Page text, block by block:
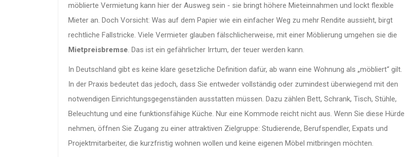
möblierte Vermietung kann hier der Ausweg sein - sie bringt höhere Mieteinnahmen und lockt flexible
Mieter an. Doch Vorsicht: Was auf dem Papier wie ein einfacher Weg zu mehr Rendite aussieht, birgt
rechtliche Fallstricke. Viele Vermieter glauben fälschlicherweise, mit einer Möblierung umgehen sie die
Mietpreisbremse. Das ist ein gefährlicher Irrtum, der teuer werden kann.
In Deutschland gibt es keine klare gesetzliche Definition dafür, ab wann eine Wohnung als „möbliert“ gilt.
In der Praxis bedeutet das jedoch, dass Sie entweder vollständig oder zumindest überwiegend mit den
notwendigen Einrichtungsgegenständen ausstatten müssen. Dazu zählen Bett, Schrank, Tisch, Stühle,
Beleuchtung und eine funktionsfähige Küche. Nur eine Kommode reicht nicht aus. Wenn Sie diese Hürde
nehmen, öffnen Sie Zugang zu einer attraktiven Zielgruppe: Studierende, Berufspendler, Expats und
Projektmitarbeiter, die kurzfristig wohnen wollen und keine eigenen Möbel mitbringen möchten.